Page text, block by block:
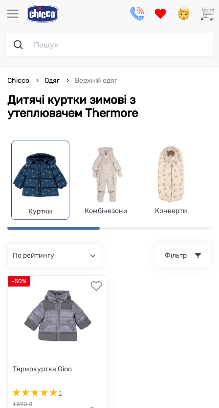
Дитячі куртки зимові з
утеплювачем Thermore
Chicco Одяг Верхній одяг
Куртки Комбінезони Конверти
по рейтингу Фільтр
-50%
Термокуртка Gino
1
1 590 ₴